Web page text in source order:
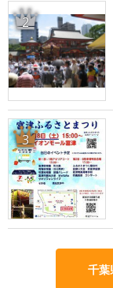
2
3
千葉